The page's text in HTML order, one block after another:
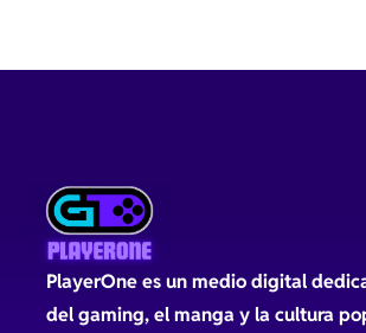
PlayerOne es un medio digital
del gaming, el manga y la cultura